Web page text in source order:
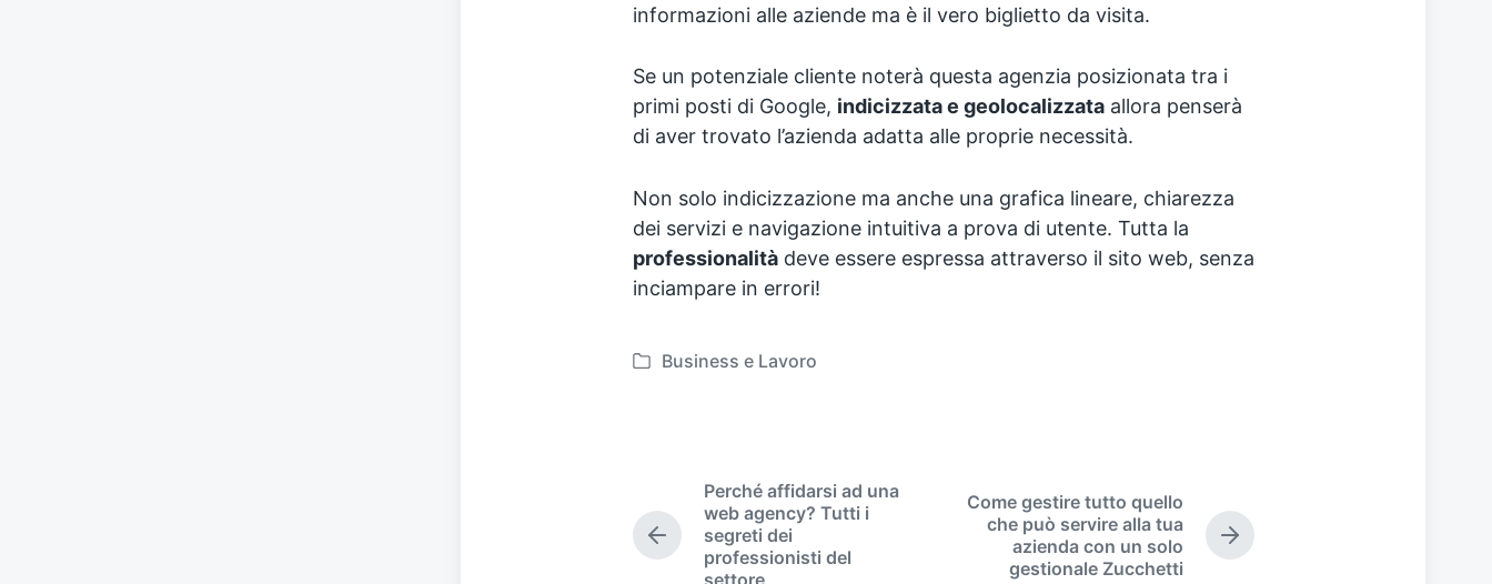
informazioni alle aziende ma è il vero biglietto da visita.
Se un potenziale cliente noterà questa agenzia posizionata tra i
primi posti di Google, indicizzata e geolocalizzataallora penserà
di aver trovato l’azienda adatta alle proprie necessità.
Non solo indicizzazione ma anche una grafica lineare, chiarezza
dei servizi e navigazione intuitiva a prova di utente. Tutta la
professionalitàdeve essere espressa attraverso il sito web, senza
inciampare in errori!
P
i
n
Business e Lavoro
P
r
Perché affidarsi ad una
web agency? Tutti i
segreti dei
professionisti del
N
e
Come gestire tutto quello
che può servire alla tua
azienda con un solo
gestionale Zucchetti